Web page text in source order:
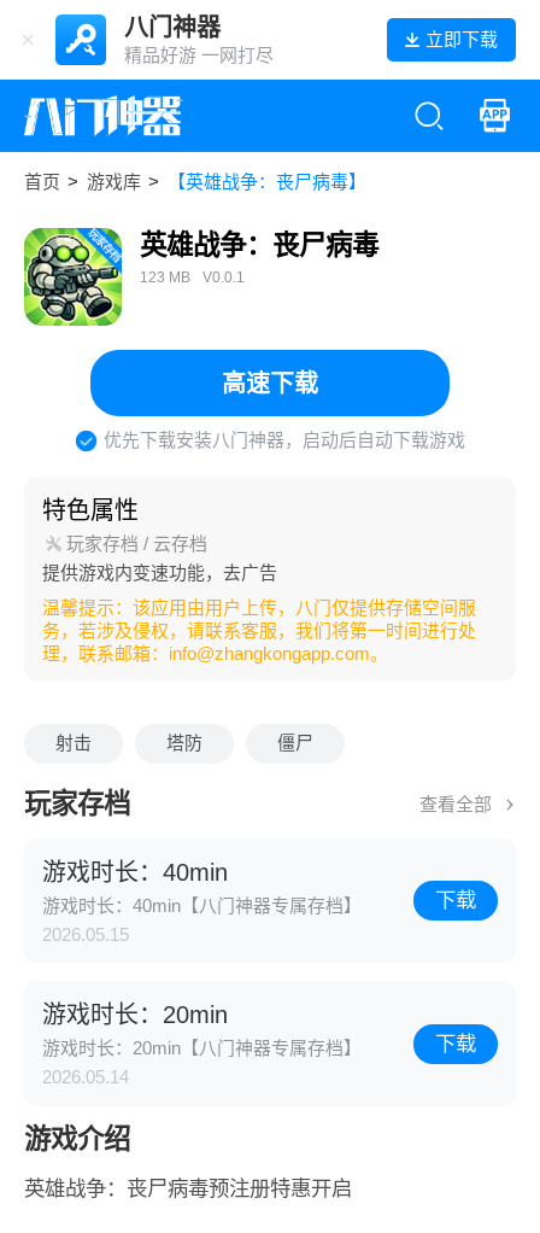
八门神器
精品好游 一网打尽
立即下载
首页 > 游戏库 > 【英雄战争：丧尸病毒】
英雄战争：丧尸病毒
123 MB V0.0.1
高速下载
优先下载安装八门神器，启动后自动下载游戏
特色属性
玩家存档 / 云存档
提供游戏内变速功能，去广告
温馨提示：该应用由用户上传，八门仅提供存储空间服
务，若涉及侵权，请联系客服，我们将第一时间进行处
理，联系邮箱：info@zhangkongapp.com。
射击 塔防 僵尸
玩家存档 查看全部
游戏时长：40min
游戏时长：40min【八门神器专属存档】
2026.05.15
下载
游戏时长：20min
游戏时长：20min【八门神器专属存档】
2026.05.14
下载
游戏介绍
英雄战争：丧尸病毒预注册特惠开启